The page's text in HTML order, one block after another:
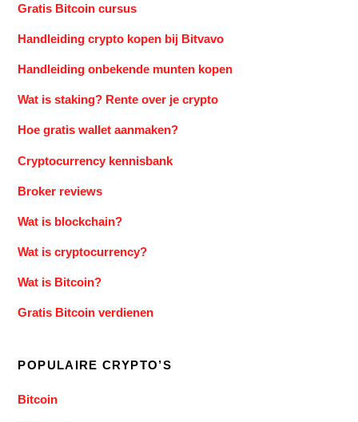
Gratis Bitcoin cursus
Handleiding crypto kopen bij Bitvavo
Handleiding onbekende munten kopen
Wat is staking? Rente over je crypto
Hoe gratis wallet aanmaken?
Cryptocurrency kennisbank
Broker reviews
Wat is blockchain?
Wat is cryptocurrency?
Wat is Bitcoin?
Gratis Bitcoin verdienen
POPULAIRE CRYPTO’S
Bitcoin